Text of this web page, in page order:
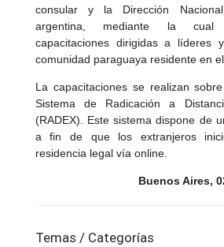
consular y la Dirección
argentina, mediante la cual
capacitaciones dirigidas a líderes
comunidad paraguaya residente en
La capacitaciones se realizan
Sistema de Radicación a
(RADEX). Este sistema dispone de
a fin de que los extranjeros
residencia legal vía online.
Buenos Aires,
Temas / Categorías